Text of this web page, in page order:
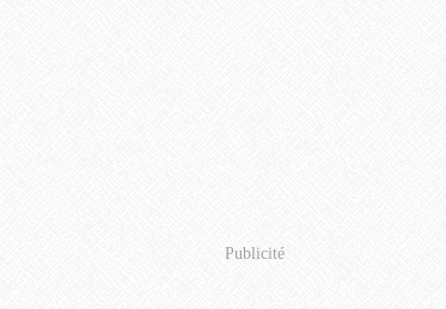
Publicité